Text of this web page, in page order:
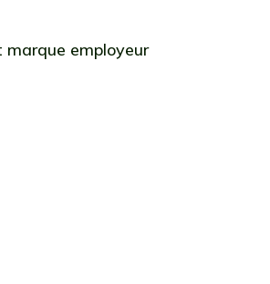
marque employeur